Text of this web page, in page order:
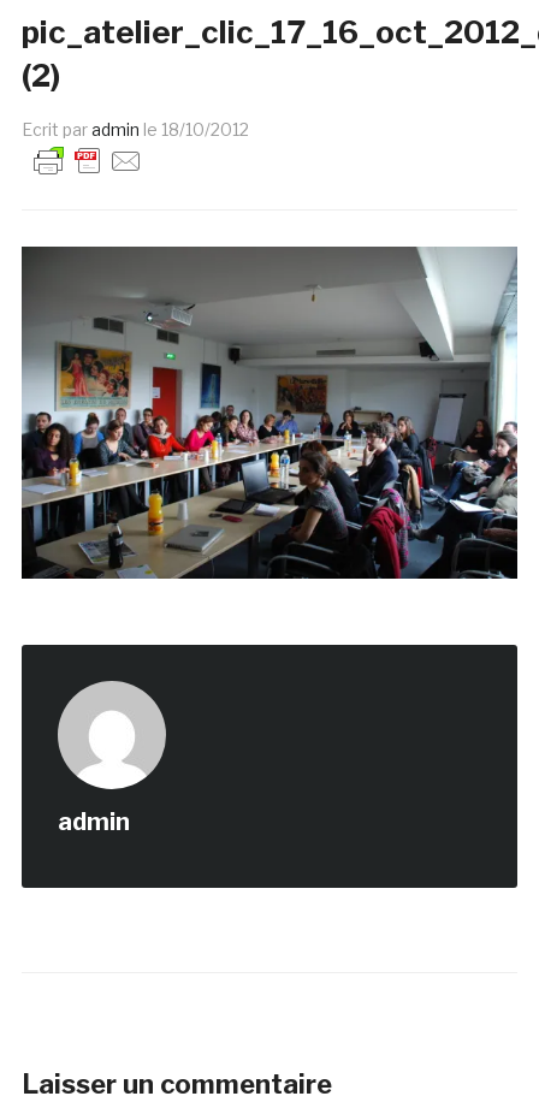
(2)
Ecrit paradmin le 18/10/2012
admin
Laisser un commentaire